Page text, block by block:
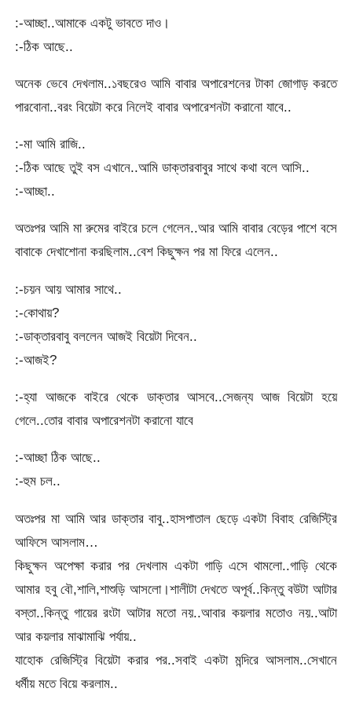
:-আচ্ছা..আমাকে একটু ভাবতে দাও।
:-ঠিক আছে..
অনেক ভেবে দেখলাম..১বছরেও আমি বাবার অপারেশনের টাকা জোগাড় করতে
পারবোনা..বরং বিয়েটা করে নিলেই বাবার অপারেশনটা করানো যাবে..
:-মা আমি রাজি..
:-ঠিক আছে তুই বস এখানে..আমি ডাক্তারবাবুর সাথে কথা বলে আসি..
:-আচ্ছা..
অতঃপর আমি মা রুমের বাইরে চলে গেলেন..আর আমি বাবার বেড়ের পাশে বসে
বাবাকে দেখাশোনা করছিলাম..বেশ কিছুক্ষন পর মা ফিরে এলেন..
:-চয়ন আয় আমার সাথে..
:-কোথায়?
:-ডাক্তারবাবু বললেন আজই বিয়েটা দিবেন..
:-আজই?
:-হ্যা আজকে বাইরে থেকে ডাক্তার আসবে..সেজন্য আজ বিয়েটা হয়ে
গেলে..তোর বাবার অপারেশনটা করানো যাবে
:-আচ্ছা ঠিক আছে..
:-হুম চল..
অতঃপর মা আমি আর ডাক্তার বাবু..হাসপাতাল ছেড়ে একটা বিবাহ রেজিস্ট্রি
আফিসে আসলাম…
কিছুক্ষন অপেক্ষা করার পর দেখলাম একটা গাড়ি এসে থামলো..গাড়ি থেকে
আমার হবু বৌ,শালি,শাশুড়ি আসলো।শালীটা দেখতে অপূর্ব..কিন্তু বউটা আটার
বস্তা..কিন্তু গায়ের রংটা আটার মতো নয়..আবার কয়লার মতোও নয়..আটা
আর কয়লার মাঝামাঝি পর্যায়..
যাহোক রেজিস্ট্রি বিয়েটা করার পর..সবাই একটা মন্দিরে আসলাম..সেখানে
ধর্মীয় মতে বিয়ে করলাম..